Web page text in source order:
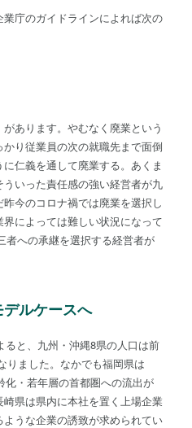
庁のガイドラインによれば次の
あります。やむなく廃業という
り従業員の次の就職先まで面倒
仁義を通して廃業する。あくま
いった責任感の強い経営者が九
今のコロナ禍では廃業を選択し
によっては難しい状況になって
者への承継を選択する経営者が
ルケースへ
と、九州・沖縄8県の人口は前
りました。なかでも福岡県は
化・若年層の首都圏への流出が
県は県内に本社を置く上場企業
うな企業の誘致が求められてい